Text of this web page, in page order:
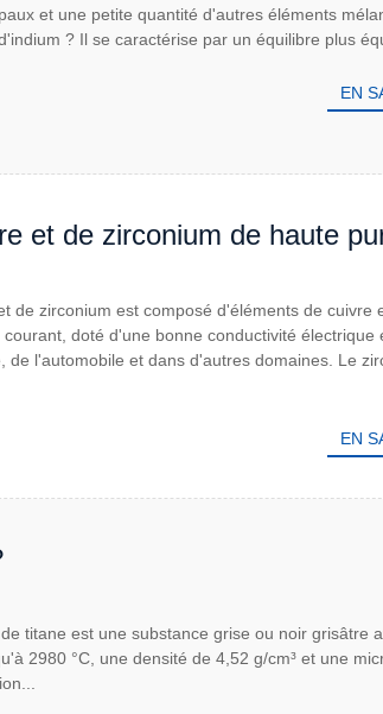
et une petite quantité d'autres éléments
? Il se caractérise par un équilibre plus
EN
et de zirconium de haute
de zirconium est composé d'éléments de cuivre
doté d'une bonne conductivité électrique
l'automobile et dans d'autres domaines. Le
EN
titane est une substance grise ou noir grisâtre
2980 °C, une densité de 4,52 g/cm³ et une